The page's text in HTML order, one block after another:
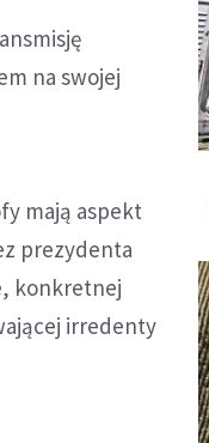
na swojej
mają aspekt
prezydenta
konkretnej
irredenty